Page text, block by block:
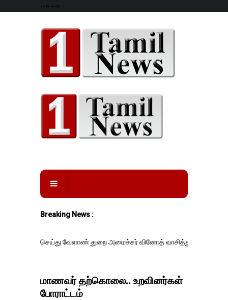
--> -->
Breaking News :
வேளாண் துறை அமைச்சர் வினோத் வாசித்து வருகிறார். �.
மாணவர் தற்கொலை.. உறவினர்கள்
போராட்டம்